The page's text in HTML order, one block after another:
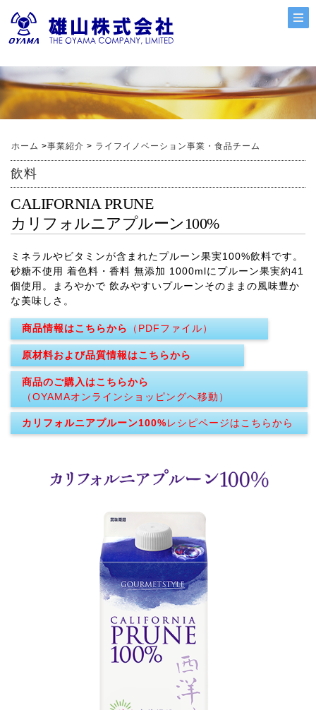
ホーム >事業紹介 > ライフイノベーション事業・食品チーム
飲料
CALIFORNIA PRUNE
カリフォルニアプルーン100%
ミネラルやビタミンが含まれたプルーン果実100%飲料です。
砂糖不使用 着色料・香料 無添加 1000mlにプルーン果実約41
個使用。まろやかで 飲みやすいプルーンそのままの風味豊か
な美味しさ。
商品情報はこちらから （PDFファイル）
原材料および品質情報はこちらから
商品のご購入はこちらから
（OYAMAオンラインショッピングへ移動）
カリフォルニアプルーン100%レシピページはこちらから